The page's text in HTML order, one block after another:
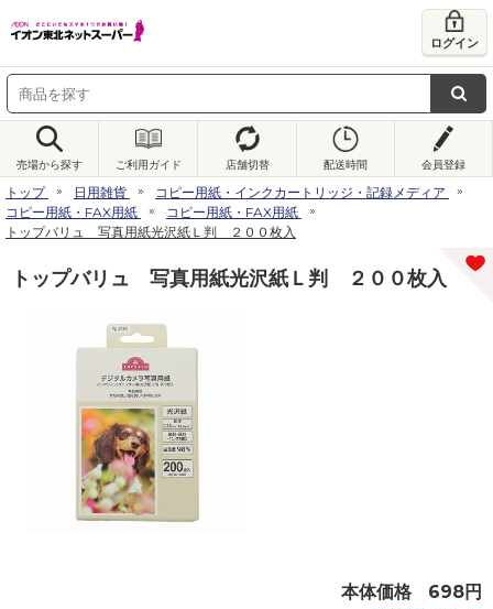
ログイン
売場から探す ご利用ガイド 店舗切替 配送時間 会員登録
トップ 日用雑貨
コピー用紙・インクカートリッジ・記録メディア
コピー用紙・FAX用紙
コピー用紙・FAX用紙
トップバリュ 写真用紙光沢紙Ｌ判 ２００枚入
トップバリュ 写真用紙光沢紙Ｌ判 ２００枚入
本体価格 698円